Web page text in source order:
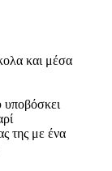
και μέσα
της με ένα